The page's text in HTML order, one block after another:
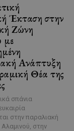
Έκταση στην
Ζώνη
με
Ανάπτυξη
Θέα της
σπάνια
στην παραλιακή
στην